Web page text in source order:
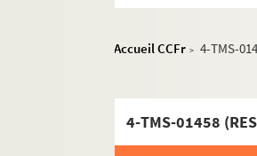
Accueil CCFr > 4-TMS-
4-TMS-01458
Georges Pioch,
Charles Méré.
Paul Vialar. Les